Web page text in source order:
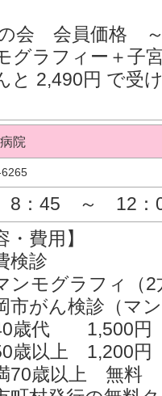
会 会員価格 ～
グラフィー＋子
2,490円 で受
院
8：45 ～ 12：
・費用】
検診
ンモグラフィ（
市がん検診（マ
歳代 1,500円
歳以上 1,200円
70歳以上 無料